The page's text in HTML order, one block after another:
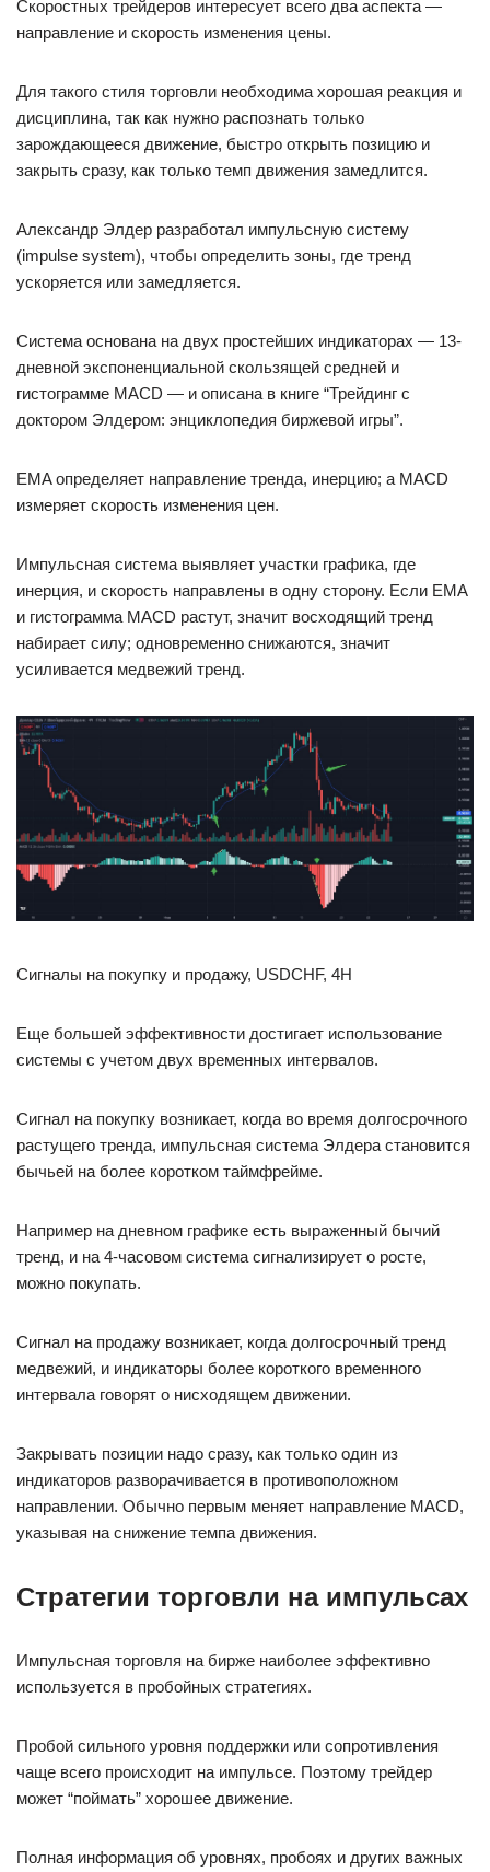
Скоростных трейдеров интересует всего два аспекта —
направление и скорость изменения цены.
Для такого стиля торговли необходима хорошая реакция и
дисциплина, так как нужно распознать только
зарождающееся движение, быстро открыть позицию и
закрыть сразу, как только темп движения замедлится.
Александр Элдер разработал импульсную систему
(impulse system), чтобы определить зоны, где тренд
ускоряется или замедляется.
Система основана на двух простейших индикаторах — 13-
дневной экспоненциальной скользящей средней и
гистограмме MACD — и описана в книге “Трейдинг с
доктором Элдером: энциклопедия биржевой игры”.
EMA определяет направление тренда, инерцию; а MACD
измеряет скорость изменения цен.
Импульсная система выявляет участки графика, где
инерция, и скорость направлены в одну сторону. Если EMA
и гистограмма MACD растут, значит восходящий тренд
набирает силу; одновременно снижаются, значит
усиливается медвежий тренд.
Сигналы на покупку и продажу, USDCHF, 4H
Еще большей эффективности достигает использование
системы с учетом двух временных интервалов.
Сигнал на покупку возникает, когда во время долгосрочного
растущего тренда, импульсная система Элдера становится
бычьей на более коротком таймфрейме.
Например на дневном графике есть выраженный бычий
тренд, и на 4-часовом система сигнализирует о росте,
можно покупать.
Сигнал на продажу возникает, когда долгосрочный тренд
медвежий, и индикаторы более короткого временного
интервала говорят о нисходящем движении.
Закрывать позиции надо сразу, как только один из
индикаторов разворачивается в противоположном
направлении. Обычно первым меняет направление MACD,
указывая на снижение темпа движения.
Стратегии торговли на импульсах
Импульсная торговля на бирже наиболее эффективно
используется в пробойных стратегиях.
Пробой сильного уровня поддержки или сопротивления
чаще всего происходит на импульсе. Поэтому трейдер
может “поймать” хорошее движение.
Полная информация об уровнях, пробоях и других важных